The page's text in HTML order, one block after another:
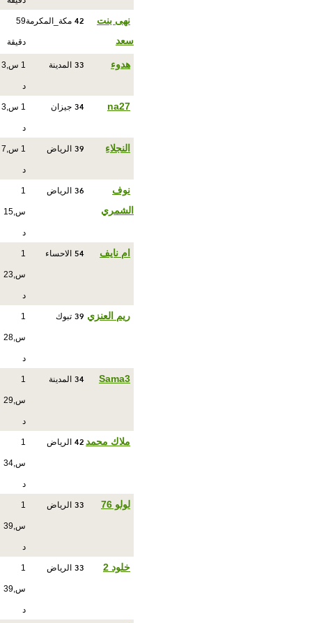
نهى بنت
سعد
42 مكة_المكرمة59
دقيقة
هدوء 33 المدينة 1 س,3
د
na27
34 جيزان 1 س,3
د
النجلاءِ 39 الرياض 1 س,7
د
نوف
الشمري
36 الرياض 1
س,15
د
ام نايف 54 الاحساء 1
س,23
د
ريم العنزي 39 تبوك 1
س,28
د
Sama3
34 المدينة 1
س,29
د
ملاك محمد42 الرياض 1
س,34
د
لولو 76 33 الرياض 1
س,39
د
خلود 2 33 الرياض 1
س,39
د